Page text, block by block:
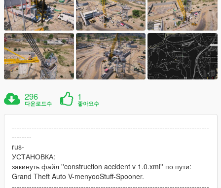
296
다운로드수
1
좋아요수
--------------------------------------------------------------------------------
--------
rus-
УСТАНОВКА:
закинуть файл ''construction accident v 1.0.xml'' по пути:
Grand Theft Auto V-menyooStuff-Spooner.